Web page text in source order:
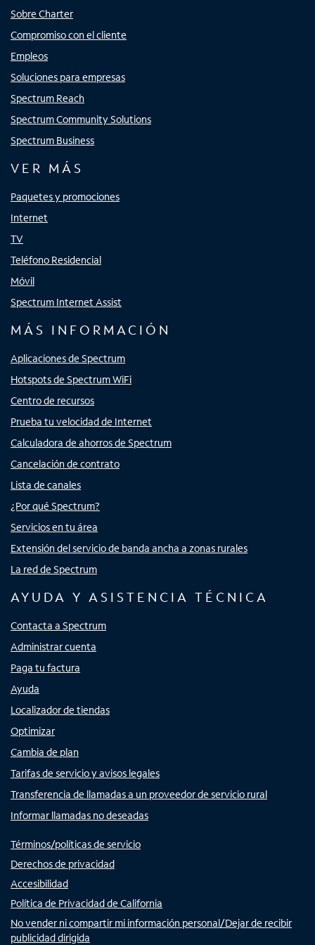
Sobre Charter
Compromiso con el cliente
Empleos
Soluciones para empresas
Spectrum Reach
Spectrum Community Solutions
Spectrum Business
VER MÁS
Paquetes y promociones
Internet
TV
Teléfono Residencial
Móvil
Spectrum Internet Assist
MÁS INFORMACIÓN
Aplicaciones de Spectrum
Hotspots de Spectrum WiFi
Centro de recursos
Prueba tu velocidad de Internet
Calculadora de ahorros de Spectrum
Cancelación de contrato
Lista de canales
¿Por qué Spectrum?
Servicios en tu área
Extensión del servicio de banda ancha a zonas rurales
La red de Spectrum
AYUDA Y ASISTENCIA TÉCNICA
Contacta a Spectrum
Administrar cuenta
Paga tu factura
Ayuda
Localizador de tiendas
Optimizar
Cambia de plan
Tarifas de servicio y avisos legales
Transferencia de llamadas a un proveedor de servicio rural
Informar llamadas no deseadas
Términos/políticas de servicio
Derechos de privacidad
Accesibilidad
Política de Privacidad de California
No vender ni compartir mi información personal/Dejar de recibir
publicidad dirigida